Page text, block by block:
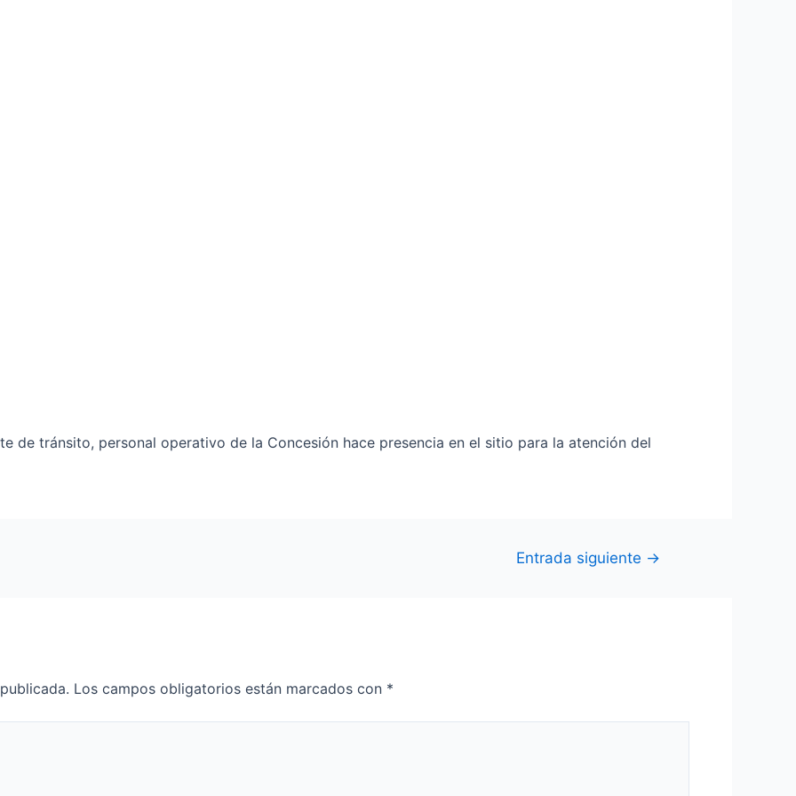
de tránsito, personal operativo de la Concesión hace presencia en el sitio para la atención del
Entrada siguiente →
Los campos obligatorios están marcados con *